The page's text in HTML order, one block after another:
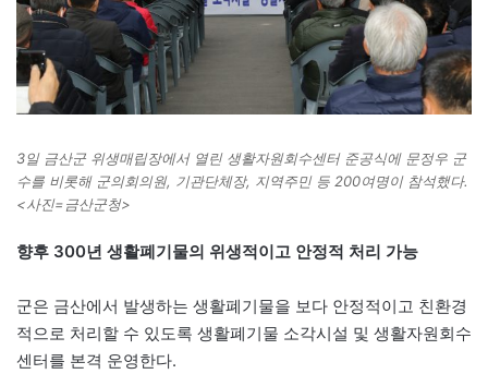
3일 금산군 위생매립장에서 열린 생활자원회수센터 준공식에 문정우 군
수를 비롯해 군의회의원, 기관단체장, 지역주민 등 200여명이 참석했다.
<사진=금산군청>
향후 300년 생활폐기물의 위생적이고 안정적 처리 가능
군은 금산에서 발생하는 생활폐기물을 보다 안정적이고 친환경
적으로 처리할 수 있도록 생활폐기물 소각시설 및 생활자원회수
센터를 본격 운영한다.